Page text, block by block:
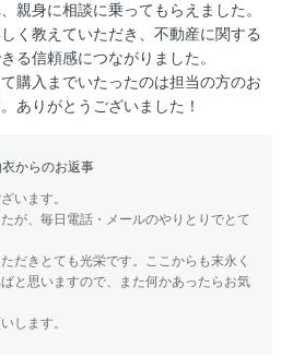
親身に相談に乗ってもらえました。
く教えていただき、不動産に関する
る信頼感につながりました。
購入までいたったのは担当の方のお
ありがとうございました！
からのお返事
います。
が、毎日電話・メールのやりとりでとて
だきとても光栄です。ここからも末永く
と思いますので、また何かあったらお気
します。